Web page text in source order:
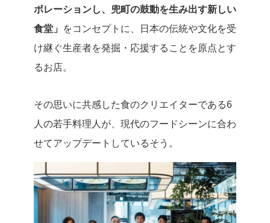
ボレーションし、兜町の鼓動を生み出す新しい
食堂」
をコンセプトに、日本の伝統や文化を受
け継ぐ生産者を発掘・応援することを原点とす
るお店。
その思いに共感した食のクリエイターである6
人の若手料理人が、現代のフードシーンに合わ
せてアップデートしているそう。